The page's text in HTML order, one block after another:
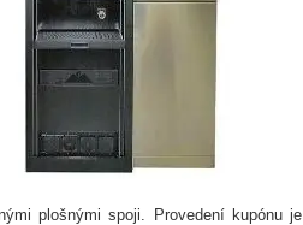
plošnými spoji. Provedení kupónu je